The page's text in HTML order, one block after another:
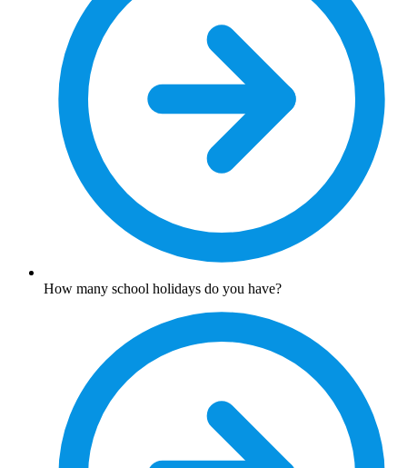
How many school holidays do you have?